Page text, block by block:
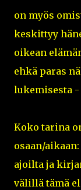
on myös
keskittyy
oikean
ehkä paras
lukemisesta -
Koko tarina
osaan/
ajoilta ja
välillä tämä